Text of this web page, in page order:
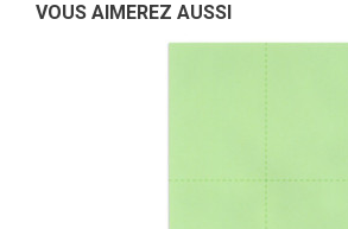
VOUS AIMEREZ AUSSI